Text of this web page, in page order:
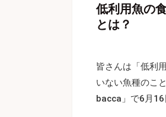
低利用魚の
とは？
皆さんは「低利
いない魚種のこ
bacca」で6月16